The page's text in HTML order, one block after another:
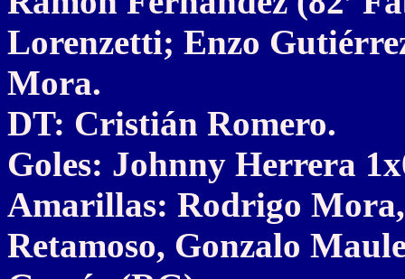
Lorenzetti; Enzo
Mora.
DT: Cristián Romero.
Goles: Johnny Herrera
Amarillas: Rodrigo
Retamoso, Gonzalo